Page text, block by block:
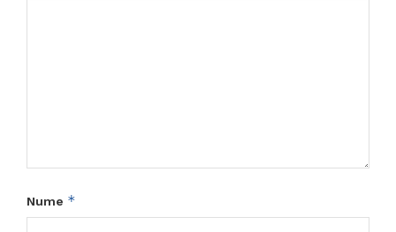
Nume *